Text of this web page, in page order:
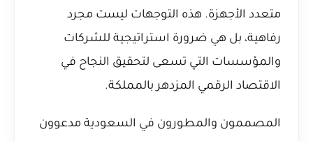
متعدد الأجهزة. هذه التوجهات ليست مجرد
رفاهية، بل هي ضرورة استراتيجية للشركات
والمؤسسات التي تسعى لتحقيق النجاح في
الاقتصاد الرقمي المزدهر بالمملكة.
المصممون والمطورون في السعودية مدعوون